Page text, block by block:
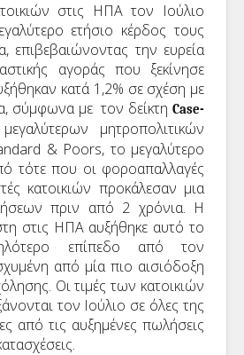
στις ΗΠΑ τον Ιούλιο
ετήσιο κέρδος τους
επιβεβαιώνοντας την ευρεία
αγοράς που ξεκίνησε
κατά 1,2% σε σχέση με
σύμφωνα με τον δείκτη Case-
μητροπολιτικών
& Poors, το μεγαλύτερο
τότε που οι φοροαπαλλαγές
κατοικιών προκάλεσαν μια
πριν από 2 χρόνια. Η
στις ΗΠΑ αυξήθηκε αυτό το
επίπεδο από τον
από μία πιο αισιόδοξη
Οι τιμές των κατοικιών
τον Ιούλιο σε όλες της
από τις αυξημένες πωλήσεις